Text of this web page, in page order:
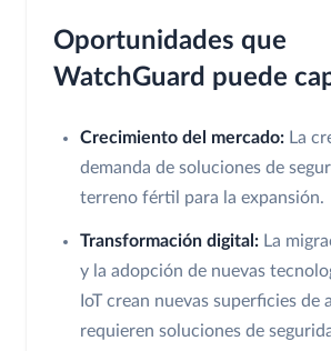
Oportunidades que
WatchGuard puede
Crecimiento del mercado: La
demanda de soluciones de
terreno fértil para la expansión.
Transformación digital: La
y la adopción de nuevas
IoT crean nuevas superficies de
requieren soluciones de